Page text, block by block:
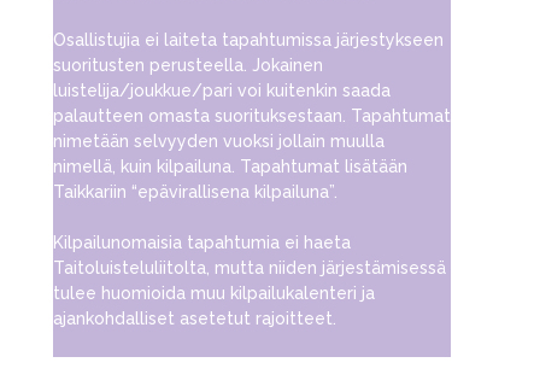
Osallistujia ei laiteta tapahtumissa järjestykseen
suoritusten perusteella. Jokainen
luistelija/joukkue/pari voi kuitenkin saada
palautteen omasta suorituksestaan. Tapahtumat
nimetään selvyyden vuoksi jollain muulla
nimellä, kuin kilpailuna. Tapahtumat lisätään
Taikkariin “epävirallisena kilpailuna”.
Kilpailunomaisia tapahtumia ei haeta
Taitoluisteluliitolta, mutta niiden järjestämisessä
tulee huomioida muu kilpailukalenteri ja
ajankohdalliset asetetut rajoitteet.